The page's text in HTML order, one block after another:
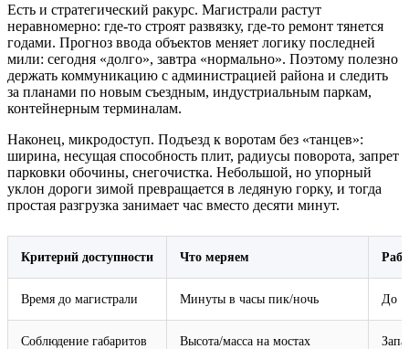
Есть и стратегический ракурс. Магистрали растут
неравномерно: где-то строят развязку, где-то ремонт тянется
годами. Прогноз ввода объектов меняет логику последней
мили: сегодня «долго», завтра «нормально». Поэтому полезно
держать коммуникацию с администрацией района и следить
за планами по новым съездным, индустриальным паркам,
контейнерным терминалам.
Наконец, микродоступ. Подъезд к воротам без «танцев»:
ширина, несущая способность плит, радиусы поворота, запрет
парковки обочины, снегочистка. Небольшой, но упорный
уклон дороги зимой превращается в ледяную горку, и тогда
простая разгрузка занимает час вместо десяти минут.
Критерий доступности Что меряем
Время до магистрали Минуты в часы пик/ночь До
Соблюдение габаритов Высота/масса на мостах